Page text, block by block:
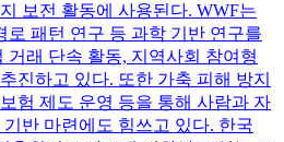
보전 활동에 사용된다. WWF는
로 패턴 연구 등 과학 기반 연구를
거래 단속 활동, 지역사회 참여형
진하고 있다. 또한 가축 피해 방지
험 제도 운영 등을 통해 사람과 자
반 마련에도 힘쓰고 있다. 한국